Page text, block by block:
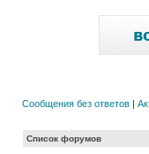
Сообщения без ответов |
Список форумов